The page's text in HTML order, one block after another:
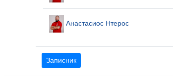
Анастасиос Нтерос
Записник